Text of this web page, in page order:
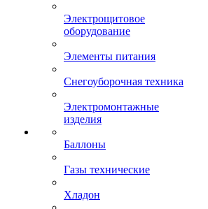
Электрощитовое
оборудование
Элементы питания
Снегоуборочная техника
Электромонтажные
изделия
Баллоны
Газы технические
Хладон